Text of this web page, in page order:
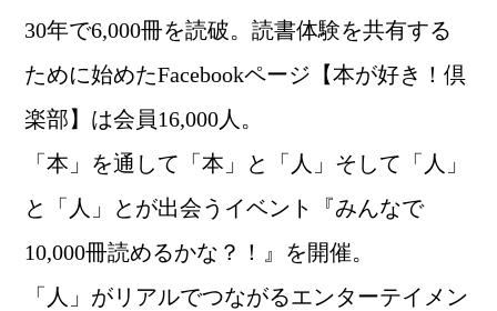
30年で6,000冊を読破。読書体験を共有する
ために始めたFacebookページ【本が好き！倶
楽部】は会員16,000人。
「本」を通して「本」と「人」そして「人」
と「人」とが出会うイベント『みんなで
10,000冊読めるかな？！』を開催。
「人」がリアルでつながるエンターテイメン